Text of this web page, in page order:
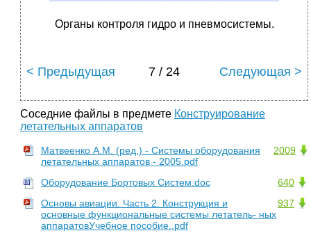
Органы контроля гидро и пневмосистемы.
< Предыдущая 7 / 24 Следующая >
Соседние файлы в предмете Конструирование
летательных аппаратов
2009
Матвеенко А.М. (ред.) - Системы оборудования
летательных аппаратов - 2005.pdf
640
Оборудование Бортовых Систем.doc
937
Основы авиации. Часть 2. Конструкция и
основные функциональные системы летатель- ных
аппаратовУчебное пособие..pdf